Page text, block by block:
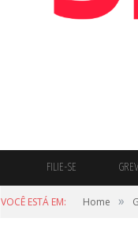
FILIE-SE
VOCÊ ESTÁ EM: Home »